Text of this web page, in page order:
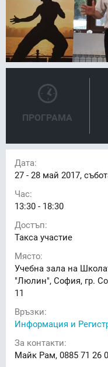
ПРОГРАМА
Дата:
27 - 28 май 2017,
Час:
13:30 - 18:30
Достъп:
Такса участие
Място:
Учебна зала на
"Люлин", София, гр.
11
Връзки:
Информация и
За контакти:
Майк Рам, 0885 71 26